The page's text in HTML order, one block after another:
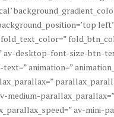
av-desktop-font-size-btn-
animation=”
medium-
av-mini-